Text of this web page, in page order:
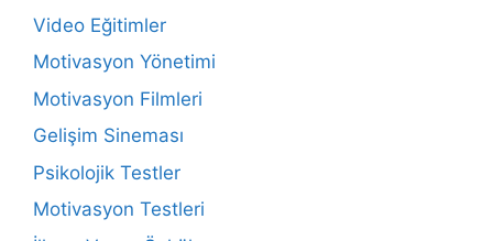
Video Eğitimler
Motivasyon Yönetimi
Motivasyon Filmleri
Gelişim Sineması
Psikolojik Testler
Motivasyon Testleri